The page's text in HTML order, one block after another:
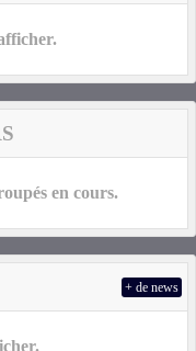
en cours.
+ de news